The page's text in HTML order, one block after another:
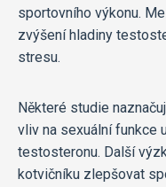
sportovního výkonu.
zvýšení hladiny
stresu.
Některé studie
vliv na sexuální funkce
testosteronu. Další
kotvičníku zlepšovat